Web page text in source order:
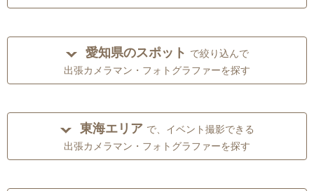
愛知県のスポット で絞り込んで
出張カメラマン・フォトグラファーを探す
東海エリア で、イベント撮影できる
出張カメラマン・フォトグラファーを探す